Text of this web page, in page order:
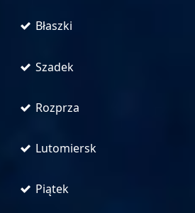
Błaszki
Szadek
Rozprza
Lutomiersk
Piątek